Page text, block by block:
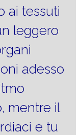
ai tessuti
leggero
adesso
mentre il
e tu